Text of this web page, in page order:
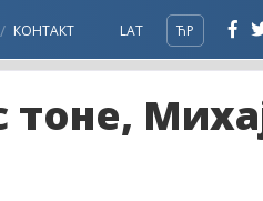
КОНТАКТ LAT ЋР
тоне,